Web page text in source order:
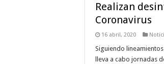
Realizan
Coronavirus
16 abril, 2020
Siguiendo
lleva a cabo jornadas